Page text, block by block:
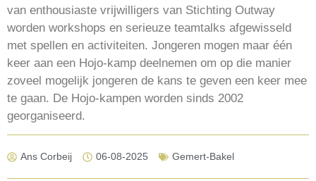
van enthousiaste vrijwilligers van Stichting Outway
worden workshops en serieuze teamtalks afgewisseld
met spellen en activiteiten. Jongeren mogen maar één
keer aan een Hojo-kamp deelnemen om op die manier
zoveel mogelijk jongeren de kans te geven een keer mee
te gaan. De Hojo-kampen worden sinds 2002
georganiseerd.
Ans Corbeij 06-08-2025 Gemert-Bakel